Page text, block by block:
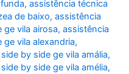
,assistência técnica
de baixo,assistência
ge vila airosa,assistência
vila alexandria,
by side ge vila amália,
by side ge vila amélia,